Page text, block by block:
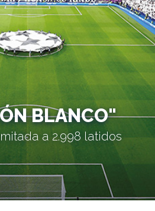
BLANCO"
a 2.998 latidos